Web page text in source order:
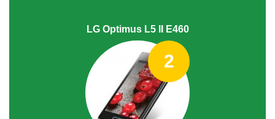
LG Optimus L5 II E460
2